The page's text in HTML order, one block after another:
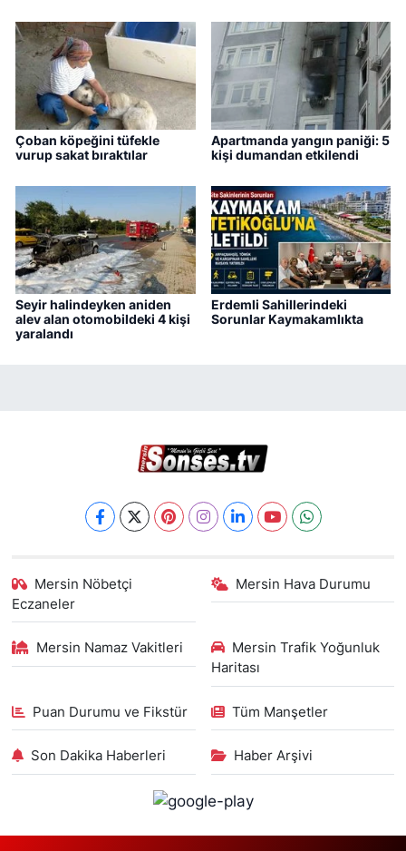
Çoban köpeğini tüfekle
vurup sakat bıraktılar
Apartmanda yangın paniği: 5
kişi dumandan etkilendi
Seyir halindeyken aniden
alev alan otomobildeki 4 kişi
yaralandı
Erdemli Sahillerindeki
Sorunlar Kaymakamlıkta
Mersin Nöbetçi
Eczaneler
Mersin Hava Durumu
Mersin Namaz Vakitleri
Mersin Trafik Yoğunluk
Haritası
Puan Durumu ve Fikstür Tüm Manşetler
Son Dakika Haberleri Haber Arşivi